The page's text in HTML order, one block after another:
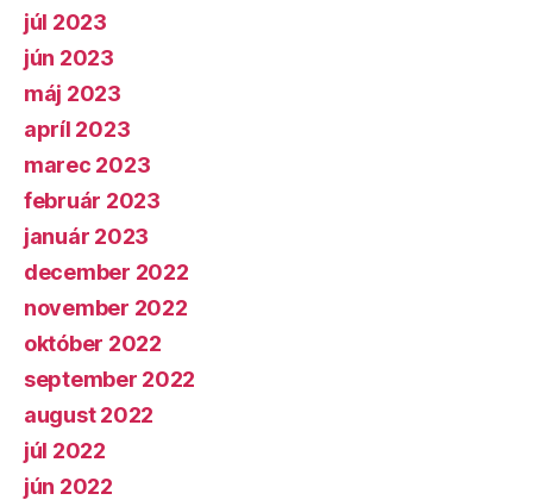
júl 2023
jún 2023
máj 2023
apríl 2023
marec 2023
február 2023
január 2023
december 2022
november 2022
október 2022
september 2022
august 2022
júl 2022
jún 2022